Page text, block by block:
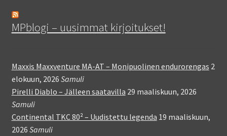
MPblogi – uusimmat kirjoitukset!
Maxxis Maxxventure MA-AT – Monipuolinen endurorengas 2
elokuun, 2026 Samuli
Pirelli Diablo – Jälleen saatavilla 29 maaliskuun, 2026
Samuli
Continental TKC 80² – Uudistettu legenda 19 maaliskuun,
2026 Samuli